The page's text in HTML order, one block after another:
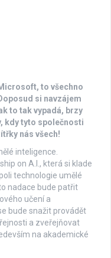
to všechno
si navzájem
to tak vypadá, brzy
kdy tyto společnosti
nás všech!
inteligence.
on A.I., která si klade
technologie umělé
nadace bude patřit
učení a
bude snažit provádět
a zveřejňovat
na akademické